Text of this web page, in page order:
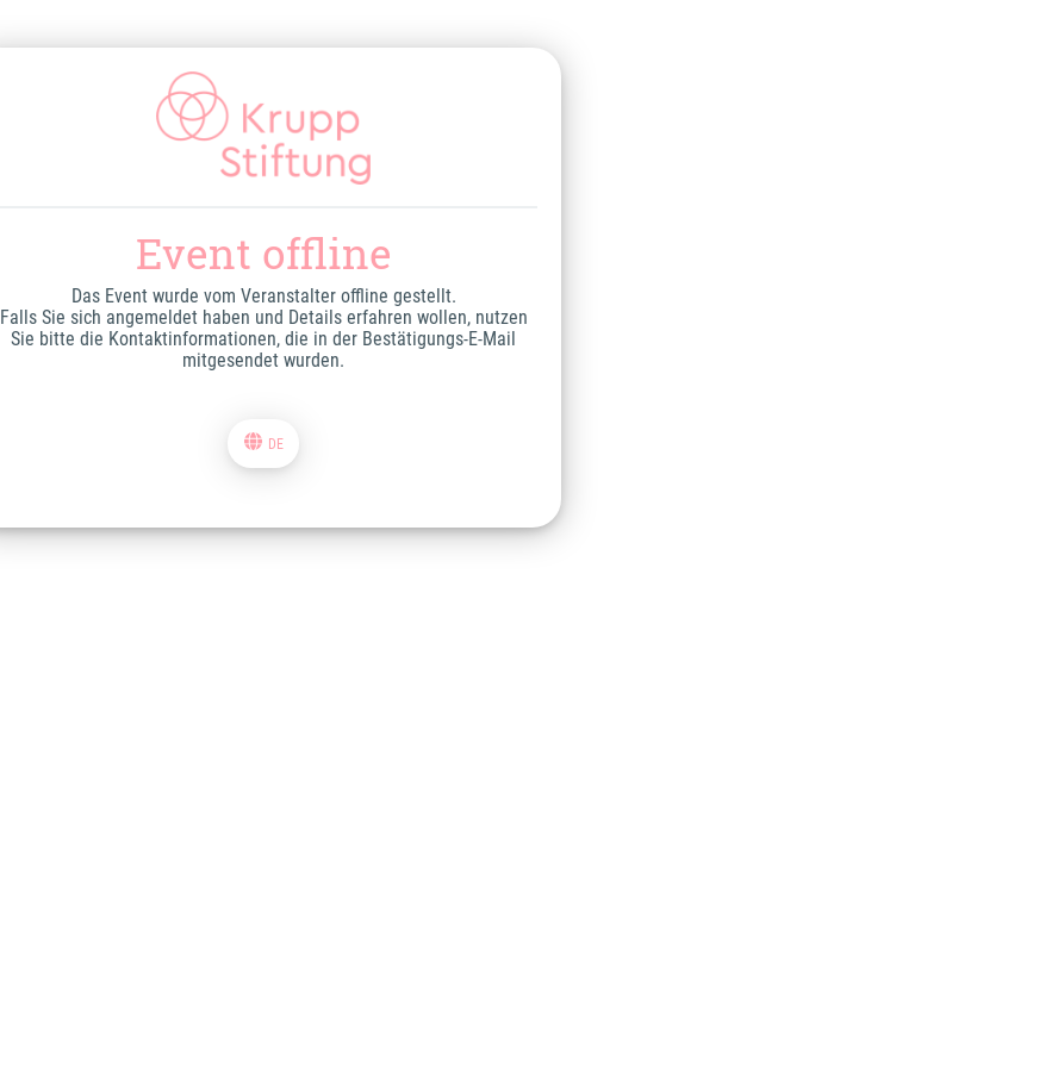
Event offline
Das Event wurde vom Veranstalter offline gestellt.
Falls Sie sich angemeldet haben und Details erfahren wollen, nutzen
Sie bitte die Kontaktinformationen, die in der Bestätigungs-E-Mail
mitgesendet wurden.
DE